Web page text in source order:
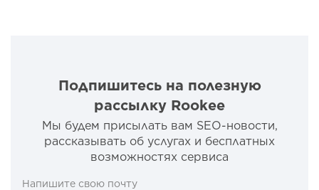
Подпишитесь на полезную
рассылку Rookee
Мы будем присылать вам SEO-новости,
рассказывать об услугах и бесплатных
возможностях сервиса
Напишите свою почту